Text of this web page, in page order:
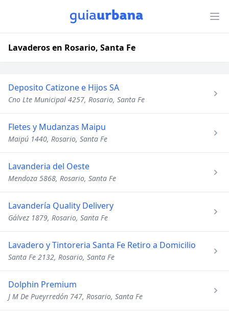
Lavaderos en Rosario, Santa Fe
Deposito Catizone e Hijos SA
Cno Lte Municipal 4257, Rosario, Santa Fe
Fletes y Mudanzas Maipu
Maipú 1440, Rosario, Santa Fe
Lavanderia del Oeste
Mendoza 5868, Rosario, Santa Fe
Lavandería Quality Delivery
Gálvez 1879, Rosario, Santa Fe
Lavadero y Tintoreria Santa Fe Retiro a Domicilio
Santa Fe 2132, Rosario, Santa Fe
Dolphin Premium
J M De Pueyrredón 747, Rosario, Santa Fe